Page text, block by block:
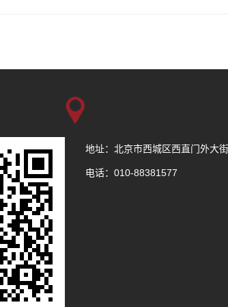
地址：北京市西城区西直门外大
电话：010-88381577